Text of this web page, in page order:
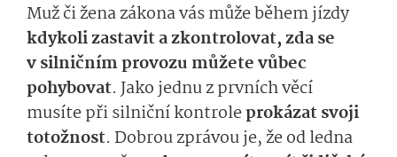
Muž či žena zákona vás může během jízdy
kdykoli zastavit a zkontrolovat, zda se
v silničním provozu můžete vůbec
pohybovat. Jako jednu z prvních věcí
musíte při silniční kontroleprokázat svoji
totožnost. Dobrou zprávou je, že od ledna